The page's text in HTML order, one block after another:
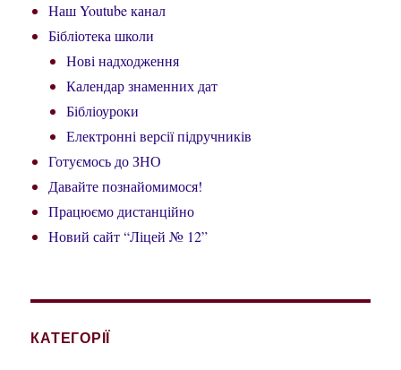
Наш Youtube канал
Бібліотека школи
Нові надходження
Календар знаменних дат
Бібліоуроки
Електронні версії підручників
Готуємось до ЗНО
Давайте познайомимося!
Працюємо дистанційно
Новий сайт “Ліцей № 12”
КАТЕГОРІЇ